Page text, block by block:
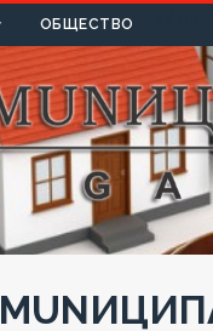
ОБЩЕСТВО